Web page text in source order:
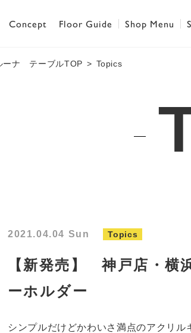
Floor Guide Shop Menu
Concept
ーナ テーブルTOP Topics
2021.04.04 Sun Topics
【新発売】 神戸店・
ーホルダー
シンプルだけどかわいさ満点のアクリル